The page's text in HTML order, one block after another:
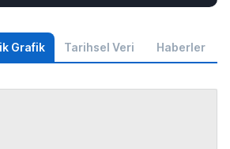
Grafik Tarihsel Veri Haberler